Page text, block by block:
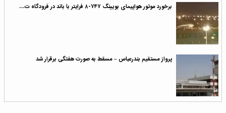
برخورد موتور هواپیمای بویینگ ۷۴۷-۸ فرایتر با باند در فرودگاه ت…
پرواز مستقیم بندرعباس – مسقط به صورت هفتگی برقرار شد